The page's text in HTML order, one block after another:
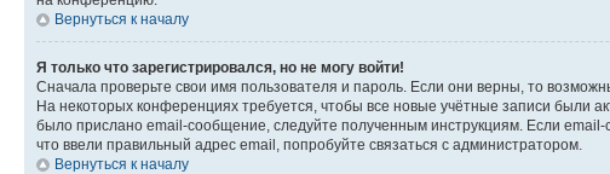
Вернуться к началу
Я только что зарегистрировался, но не могу войти!
Сначала проверьте свои имя пользователя и пароль. Если они верны, то
На некоторых конференциях требуется, чтобы все новые учётные записи были
было прислано email-сообщение, следуйте полученным инструкциям. Если
что ввели правильный адрес email, попробуйте связаться с администратором.
Вернуться к началу